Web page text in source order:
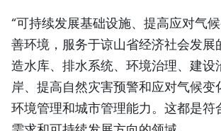
“可持续发展基础设施、提高应对气
善环境，服务于谅山省经济社会发展
造水库、排水系统、环境治理、建设
岸、提高自然灾害预警和应对气候变
环境管理和城市管理能力。这都是符